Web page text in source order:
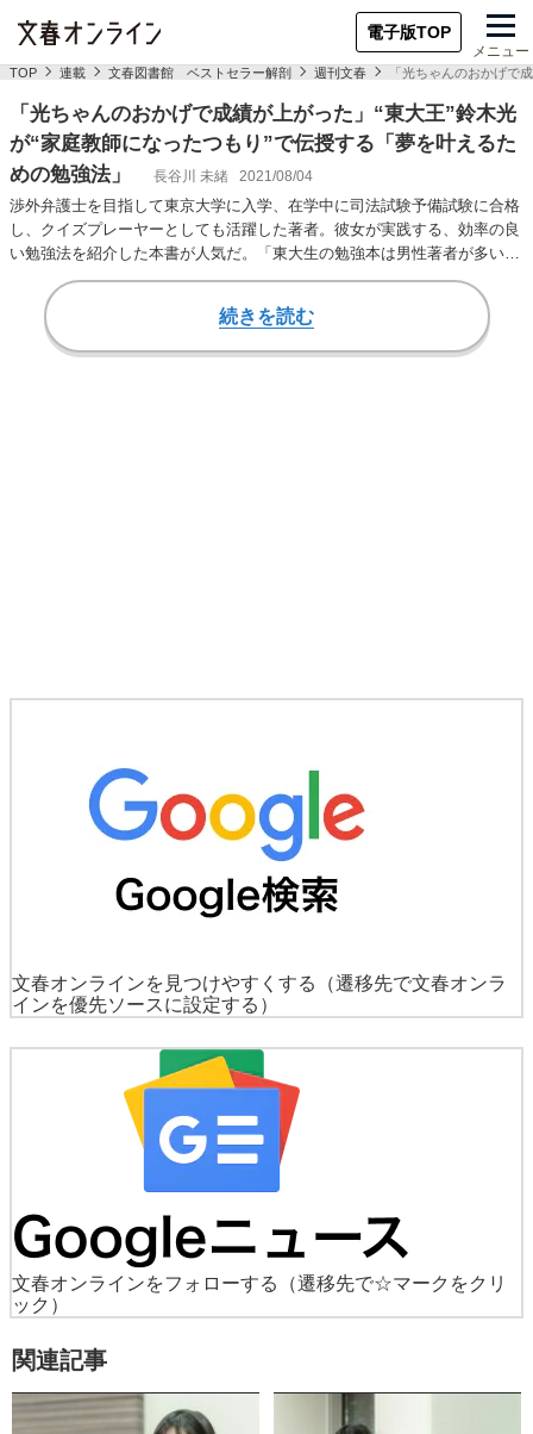
電子版TOP
メニュー
TOP 連載 文春図書館 ベストセラー解剖 週刊文春 「光ちゃんのおかげで
「光ちゃんのおかげで成績が上がった」“東大王”鈴木光
が“家庭教師になったつもり”で伝授する「夢を叶えるた
めの勉強法」
長谷川 未緒 2021/08/04
渉外弁護士を目指して東京大学に入学、在学中に司法試験予備試験に合格
し、クイズプレーヤーとしても活躍した著者。彼女が実践する、効率の良
い勉強法を紹介した本書が人気だ。「東大生の勉強本は男性著者が多いの
で、鈴木さんを著…
続きを読む
文春オンラインを見つけやすくする
（遷移先で文春オンラ
インを優先ソースに設定する）
文春オンラインをフォローする
（遷移先で☆マークをクリ
ック）
関連記事